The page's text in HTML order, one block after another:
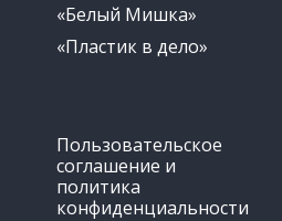
«Белый Мишка»
«Пластик в дело»
Пользовательское
соглашение и
политика
конфиденциальности